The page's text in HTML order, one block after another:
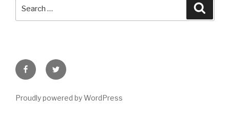
FacebookTwitter
Proudly powered by WordPress